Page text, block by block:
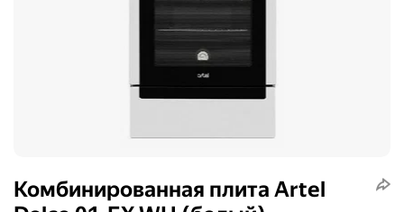
Комбинированная плита Artel